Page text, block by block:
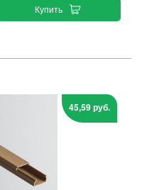
Купить
45,59 руб.